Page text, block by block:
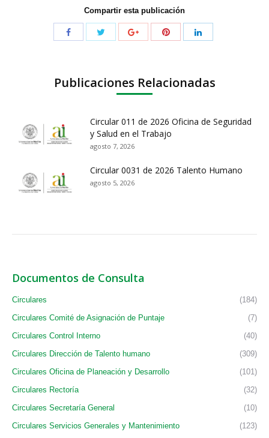
Compartir esta publicación
Publicaciones Relacionadas
Circular 011 de 2026 Oficina de Seguridad
y Salud en el Trabajo
agosto 7, 2026
Circular 0031 de 2026 Talento Humano
agosto 5, 2026
Documentos de Consulta
Circulares
(184)
Circulares Comité de Asignación de Puntaje
(7)
Circulares Control Interno
(40)
Circulares Dirección de Talento humano
(309)
Circulares Oficina de Planeación y Desarrollo
(101)
Circulares Rectoría
(32)
Circulares Secretaría General
(10)
Circulares Servicios Generales y Mantenimiento
(123)